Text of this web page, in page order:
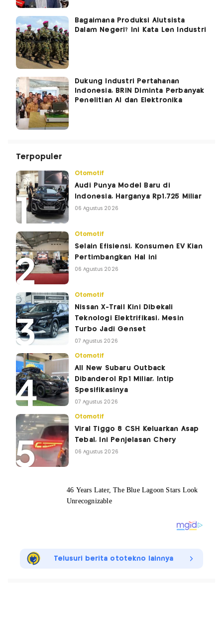
Bagaimana Produksi Alutsista
Dalam Negeri? Ini Kata Len Industri
Dukung Industri Pertahanan
Indonesia, BRIN Diminta Perbanyak
Penelitian AI dan Elektronika
Terpopuler
Otomotif
Audi Punya Model Baru di
Indonesia, Harganya Rp1,725 Miliar
06 Agustus 2026
Otomotif
Selain Efisiensi, Konsumen EV Kian
Pertimbangkan Hal ini
06 Agustus 2026
Otomotif
Nissan X-Trail Kini Dibekali
Teknologi Elektrifikasi, Mesin
Turbo Jadi Genset
07 Agustus 2026
Otomotif
All New Subaru Outback
Dibanderol Rp1 Miliar, Intip
Spesifikasinya
07 Agustus 2026
Otomotif
Viral Tiggo 8 CSH Keluarkan Asap
Tebal, Ini Penjelasan Chery
06 Agustus 2026
Telusuri berita ototekno lainnya